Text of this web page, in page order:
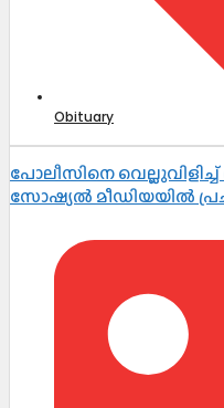
Obituary
പോലീസിനെ
സോഷ്യൽ മീഡിയയിൽ